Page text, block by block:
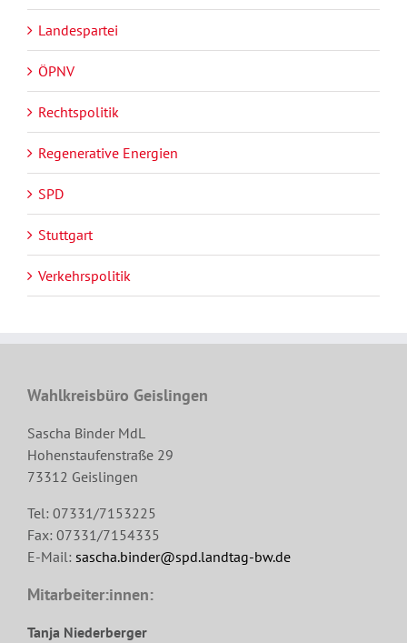
Landespartei
ÖPNV
Rechtspolitik
Regenerative Energien
SPD
Stuttgart
Verkehrspolitik
Wahlkreisbüro Geislingen
Sascha Binder MdL
Hohenstaufenstraße 29
73312 Geislingen
Tel: 07331/7153225
Fax: 07331/7154335
E-Mail: sascha.binder@spd.landtag-bw.de
Mitarbeiter:innen:
Tanja Niederberger